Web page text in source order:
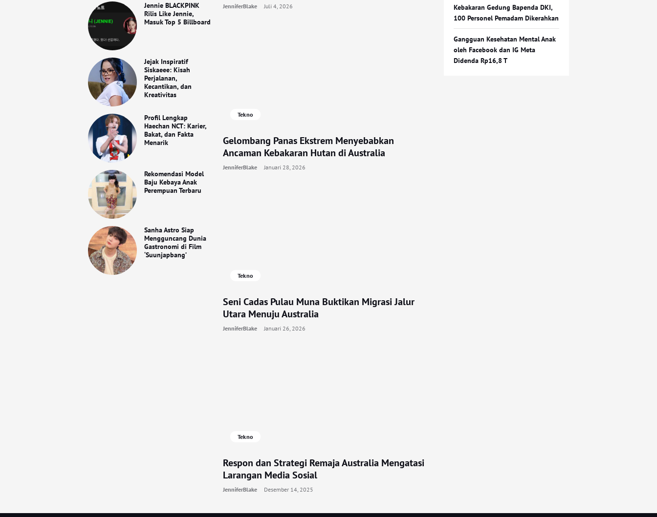
Jennie BLACKPINK
Rilis Like Jennie,
Masuk Top 5 Billboard
Jejak Inspiratif
Siskaeee: Kisah
Perjalanan,
Kecantikan, dan
Kreativitas
Profil Lengkap
Haechan NCT: Karier,
Bakat, dan Fakta
Menarik
Rekomendasi Model
Baju Kebaya Anak
Perempuan Terbaru
Sanha Astro Siap
Mengguncang Dunia
Gastronomi di Film
‘Suunjapbang’
JenniferBlake Juli 4, 2026
Tekno
Gelombang Panas Ekstrem Menyebabkan
Ancaman Kebakaran Hutan di Australia
JenniferBlake Januari 28, 2026
Tekno
Seni Cadas Pulau Muna Buktikan Migrasi Jalur
Utara Menuju Australia
JenniferBlake Januari 26, 2026
Tekno
Respon dan Strategi Remaja Australia Mengatasi
Larangan Media Sosial
JenniferBlake Desember 14, 2025
Kebakaran Gedung Bapenda DKI,
100 Personel Pemadam Dikerahkan
Gangguan Kesehatan Mental Anak
oleh Facebook dan IG Meta
Didenda Rp16,8 T